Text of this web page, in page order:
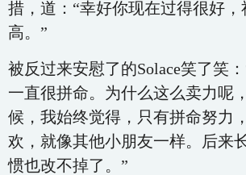
措，道：“幸好你现在过得很好
高。”
被反过来安慰了的Solace笑了笑
一直很拼命。为什么这么卖力呢
候，我始终觉得，只有拼命努力
欢，就像其他小朋友一样。后来
惯也改不掉了。”